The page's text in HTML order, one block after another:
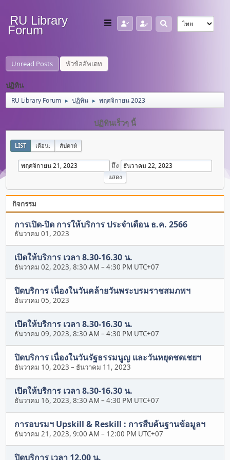
RU Library
Forum
Unread Posts หัวข้ออัพเดท
ปฏิทิน
RU Library Forum ► ปฏิทิน ► พฤศจิกายน 2023
ปฏิทินเร็วๆ นี้
LIST เดือน: สัปดาห์
ถึง
กิจกรรม
การเปิด-ปิด การให้บริการ ประจำเดือน ธ.ค. 2566
ธันวาคม 01, 2023
เปิดให้บริการ เวลา 8.30-16.30 น.
ธันวาคม 02, 2023, 8:30 AM –4:30 PM UTC+07
ปิดบริการ เนื่องในวันคล้ายวันพระบรมราชสมภพฯ
ธันวาคม 05, 2023
เปิดให้บริการ เวลา 8.30-16.30 น.
ธันวาคม 09, 2023, 8:30 AM –4:30 PM UTC+07
ปิดบริการ เนื่องในวันรัฐธรรมนูญ และวันหยุดชดเชยฯ
ธันวาคม 10, 2023 – ธันวาคม 11, 2023
เปิดให้บริการ เวลา 8.30-16.30 น.
ธันวาคม 16, 2023, 8:30 AM –4:30 PM UTC+07
การอบรมฯ Upskill & Reskill : การสืบค้นฐานข้อมูลฯ
ธันวาคม 21, 2023, 9:00 AM – 12:00 PM UTC+07
ปิดบริการ เวลา 12.00 น.